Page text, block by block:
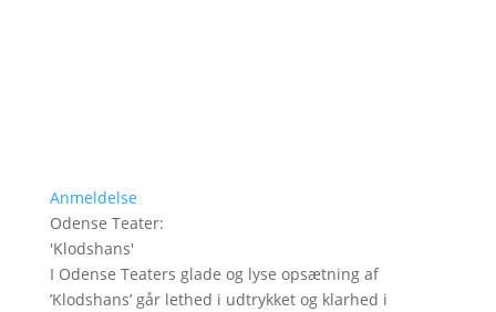
Anmeldelse
Odense Teater:
'Klodshans'
I Odense Teaters glade og lyse opsætning af
’Klodshans’ går lethed i udtrykket og klarhed i